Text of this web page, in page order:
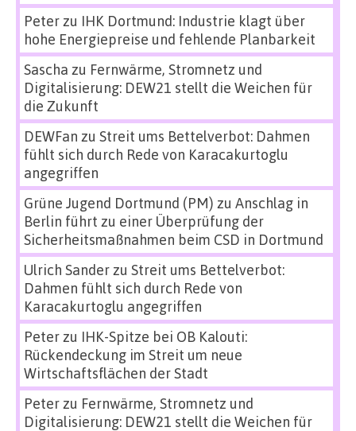
Peterzu IHK Dortmund: Industrie klagt über
hohe Energiepreise und fehlende Planbarkeit
Sascha zu Fernwärme, Stromnetz und
Digitalisierung: DEW21 stellt die Weichen für
die Zukunft
DEWFan zu Streit ums Bettelverbot: Dahmen
fühlt sich durch Rede von Karacakurtoglu
angegriffen
Grüne Jugend Dortmund (PM) zu Anschlag in
Berlin führt zu einer Überprüfung der
Sicherheitsmaßnahmen beim CSD in Dortmund
Ulrich Sanderzu Streit ums Bettelverbot:
Dahmen fühlt sich durch Rede von
Karacakurtoglu angegriffen
Peterzu IHK-Spitze bei OB Kalouti:
Rückendeckung im Streit um neue
Wirtschaftsflächen der Stadt
Peterzu Fernwärme, Stromnetz und
Digitalisierung: DEW21 stellt die Weichen für